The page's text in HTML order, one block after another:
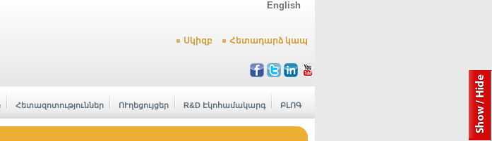
English
Սկիզբ Հետադարձ կապ
Հետազոտություններ ՈՒղեցույցեր R&D Էկոհամակարգ ԲԼՈԳ